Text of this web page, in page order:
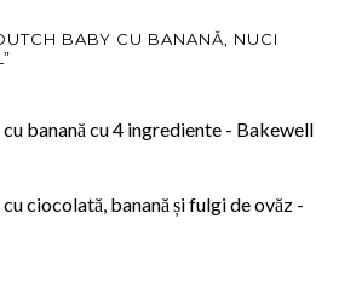
BABY CU BANANĂ, NUCI
cu banană cu 4 ingrediente - Bakewell
ciocolată, banană și fulgi de ovăz -